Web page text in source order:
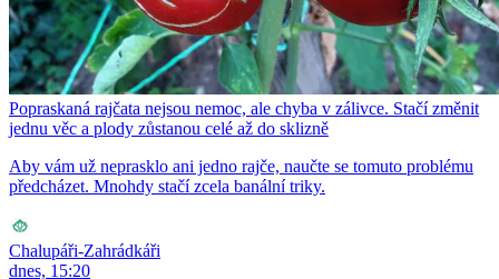
Popraskaná rajčata nejsou nemoc, ale chyba v zálivce. Stačí změnit
jednu věc a plody zůstanou celé až do sklizně
Aby vám už neprasklo ani jedno rajče, naučte se tomuto problému
předcházet. Mnohdy stačí zcela banální triky.
Chalupáři-Zahrádkáři
dnes, 15:20